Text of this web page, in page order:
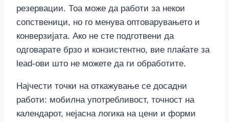
резервации. Тоа може да работи за некои
сопственици, но го менува оптоварувањето и
конверзијата. Ако не сте подготвени да
одговарате брзо и конзистентно, вие плаќате за
lead-ови што не можете да ги обработите.
Најчести точки на откажување се досадни
работи: мобилна употребливост, точност на
календарот, нејасна логика на цени и форми